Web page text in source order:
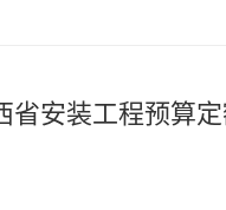
省安装工程预算